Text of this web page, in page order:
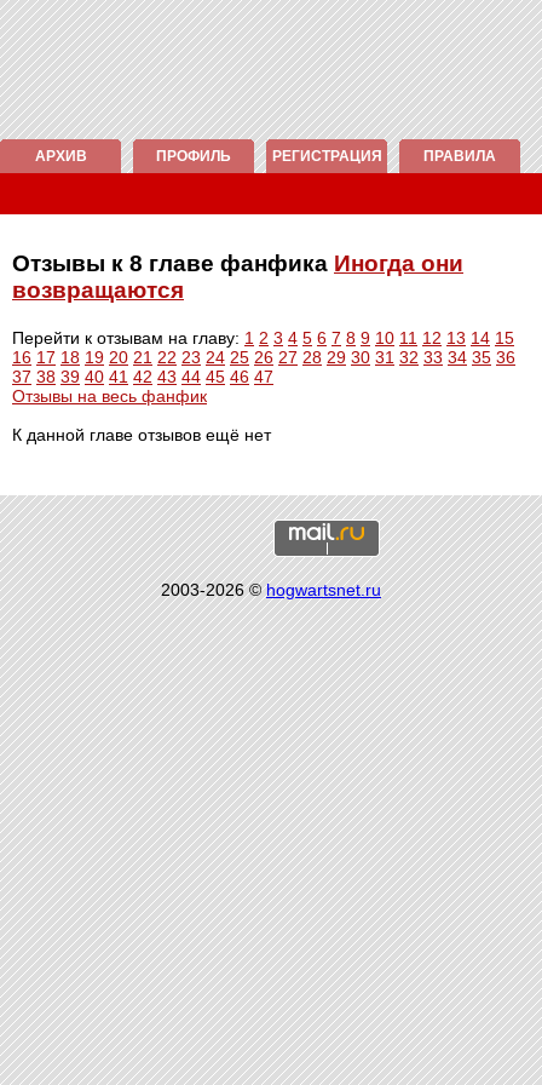
АРХИВ ПРОФИЛЬ РЕГИСТРАЦИЯ ПРАВИЛА
Отзывы к 8 главе фанфика Иногда они
возвращаются
Перейти к отзывам на главу: 1 2 3 4 5 6 7 8 9 10 11 12 13 14 15
16 17 18 19 20 21 22 23 24 25 26 27 28 29 30 31 32 33 34 35 36
37 38 39 40 41 42 43 44 45 46 47
Отзывы на весь фанфик
К данной главе отзывов ещё нет
2003-2026 ©hogwartsnet.ru